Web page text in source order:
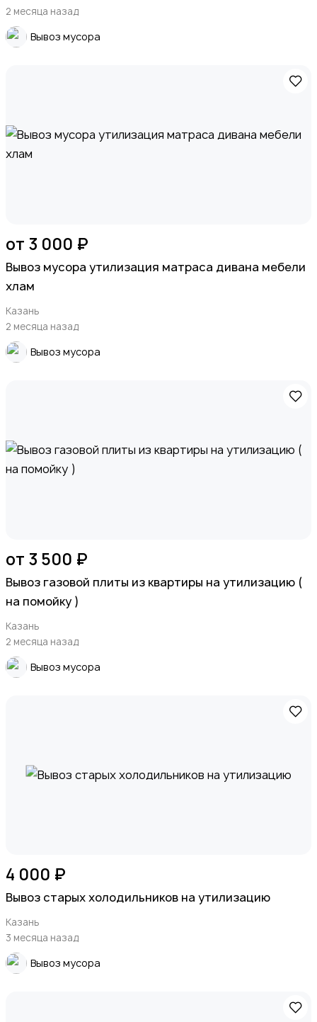
2 месяца назад
Вывоз мусора
от 3 000 ₽
Вывоз мусора утилизация матраса дивана мебели
хлам
Казань
2 месяца назад
Вывоз мусора
от 3 500 ₽
Вывоз газовой плиты из квартиры на утилизацию (
на помойку )
Казань
2 месяца назад
Вывоз мусора
4 000 ₽
Вывоз старых холодильников на утилизацию
Казань
3 месяца назад
Вывоз мусора